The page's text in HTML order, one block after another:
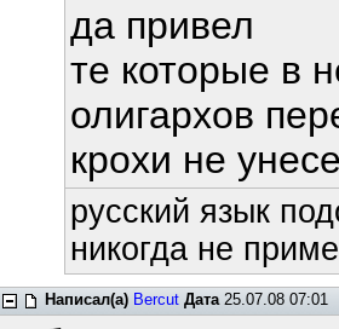
да привел
те которые в
олигархов
крохи не
русский язык
никогда не
Написал(а) Bercut Дата25.07.08 07:01